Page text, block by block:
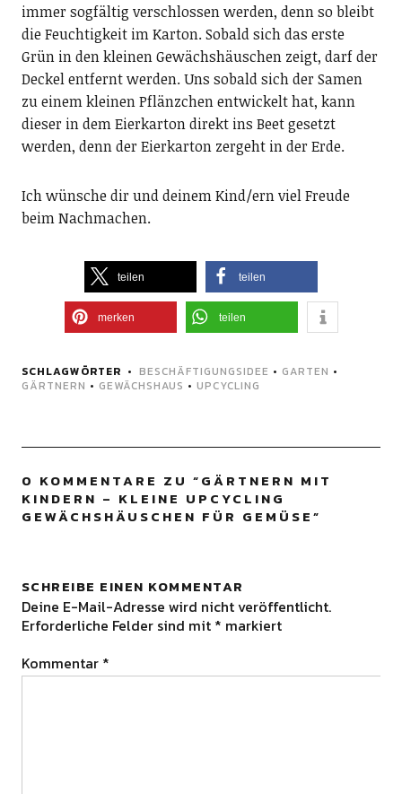
immer sogfältig verschlossen werden, denn so bleibt
die Feuchtigkeit im Karton. Sobald sich das erste
Grün in den kleinen Gewächshäuschen zeigt, darf der
Deckel entfernt werden. Uns sobald sich der Samen
zu einem kleinen Pflänzchen entwickelt hat, kann
dieser in dem Eierkarton direkt ins Beet gesetzt
werden, denn der Eierkarton zergeht in der Erde.
Ich wünsche dir und deinem Kind/ern viel Freude
beim Nachmachen.
teilen teilen
merken teilen
SCHLAGWÖRTER BESCHÄFTIGUNGSIDEE • GARTEN •
GÄRTNERN • GEWÄCHSHAUS • UPCYCLING
0 KOMMENTARE ZU “GÄRTNERN MIT
KINDERN – KLEINE UPCYCLING
GEWÄCHSHÄUSCHEN FÜR GEMÜSE”
SCHREIBE EINEN KOMMENTAR
Deine E-Mail-Adresse wird nicht veröffentlicht.
Erforderliche Felder sind mit * markiert
Kommentar *